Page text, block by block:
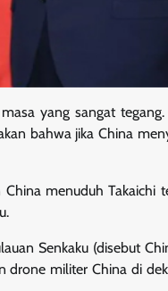
yang sangat
bahwa jika China
menuduh
Senkaku (disebut
militer China di